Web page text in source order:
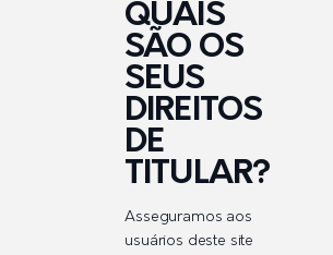
QUAIS
SÃO OS
SEUS
DIREITOS
DE
TITULAR?
Asseguramos aos
usuários deste site